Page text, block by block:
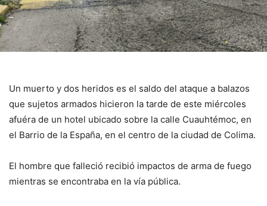
Un muerto y dos heridos es el saldo del ataque a balazos
que sujetos armados hicieron la tarde de este miércoles
afuéra de un hotel ubicado sobre la calle Cuauhtémoc, en
el Barrio de la España, en el centro de la ciudad de Colima.
El hombre que falleció recibió impactos de arma de fuego
mientras se encontraba en la vía pública.